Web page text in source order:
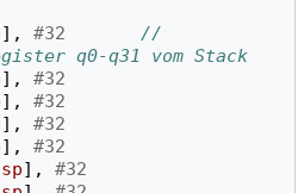
], #32
//
q0-q31 vom Stack
],
#32
],
#32
],
#32
],
#32
sp],
#32